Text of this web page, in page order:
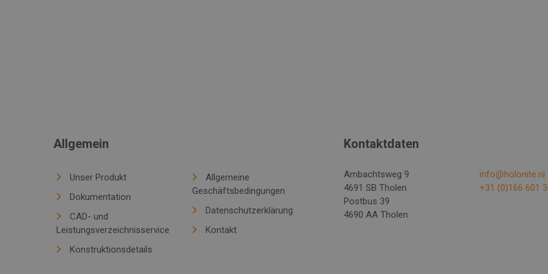
Allgemein
Unser Produkt
Dokumentation
CAD- und
Leistungsverzeichnisservice
Konstruktionsdetails
Allgemeine
Geschäftsbedingungen
Datenschutzerklärung
Kontakt
Kontaktdaten
Ambachtsweg 9
4691 SB Tholen
Postbus 39
4690 AA Tholen
info@holonite.nl
+31 (0)166 601